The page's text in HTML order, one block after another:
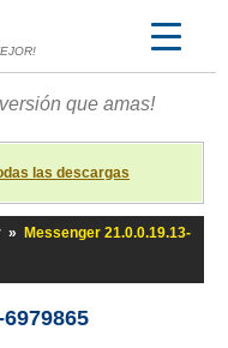
que amas!
las descargas
»
Messenger 21.0.0.19.13-